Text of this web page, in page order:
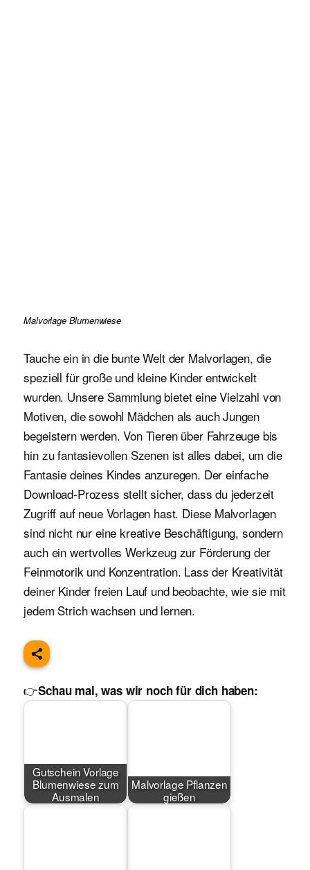
Malvorlage Blumenwiese
Tauche ein in die bunte Welt der Malvorlagen, die
speziell für große und kleine Kinder entwickelt
wurden. Unsere Sammlung bietet eine Vielzahl von
Motiven, die sowohl Mädchen als auch Jungen
begeistern werden. Von Tieren über Fahrzeuge bis
hin zu fantasievollen Szenen ist alles dabei, um die
Fantasie deines Kindes anzuregen. Der einfache
Download-Prozess stellt sicher, dass du jederzeit
Zugriff auf neue Vorlagen hast. Diese Malvorlagen
sind nicht nur eine kreative Beschäftigung, sondern
auch ein wertvolles Werkzeug zur Förderung der
Feinmotorik und Konzentration. Lass der Kreativität
deiner Kinder freien Lauf und beobachte, wie sie mit
jedem Strich wachsen und lernen.
👉Schau mal, was wir noch für dich haben:
Gutschein Vorlage
Blumenwiese zum
Ausmalen
Malvorlage Pflanzen
gießen